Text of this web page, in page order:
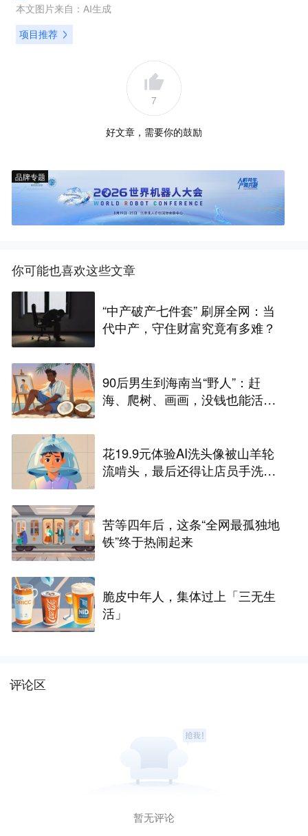
本文图片来自： AI生成
项目推荐
7
好文章，需要你的鼓励
品牌专题
你可能也喜欢这些文章
“中产破产七件套” 刷屏全网：当
代中产，守住财富究竟有多难？
90后男生到海南当“野人”：赶
海、爬树、画画，没钱也能活得
花19.9元体验AI洗头像被山羊轮
流啃头，最后还得让店员手洗两
苦等四年后，这条“全网最孤独地
铁”终于热闹起来
脆皮中年人，集体过上「三无生
活」
评论区
暂无评论